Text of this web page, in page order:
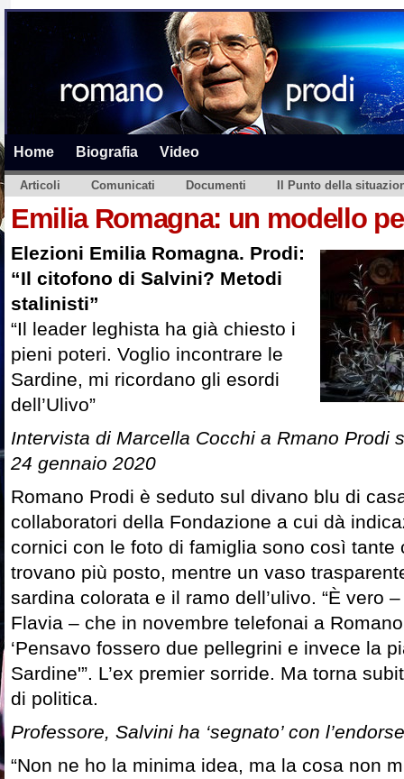
Home Biografia Video
Articoli Comunicati Documenti Il Punto della
Emilia Romagna: un modello
Elezioni Emilia Romagna. Prodi:
“Il citofono di Salvini? Metodi
stalinisti”
“Il leader leghista ha già chiesto i
pieni poteri. Voglio incontrare le
Sardine, mi ricordano gli esordi
dell’Ulivo”
Intervista di Marcella Cocchi a Rmano Prodi
24 gennaio 2020
Romano Prodi è seduto sul divano blu di
collaboratori della Fondazione a cui dà
cornici con le foto di famiglia sono così tante
trovano più posto, mentre un vaso
sardina colorata e il ramo dell’ulivo. “È vero
Flavia – che in novembre telefonai a
‘Pensavo fossero due pellegrini e invece la
Sardine'”. L’ex premier sorride. Ma torna
di politica.
Professore, Salvini ha ‘segnato’ con
“Non ne ho la minima idea, ma la cosa non